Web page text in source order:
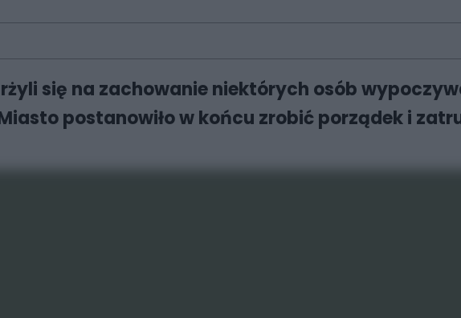
się na zachowanie niektórych osób
postanowiło w końcu zrobić porządek i